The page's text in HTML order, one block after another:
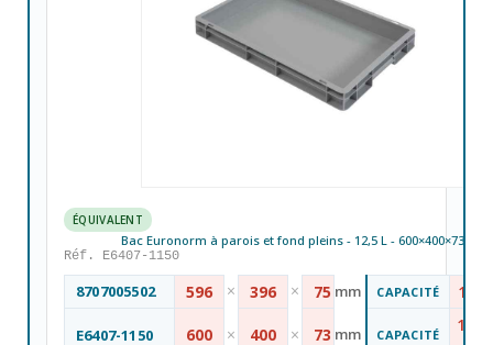
ÉQUIVALENT
Bac Euronorm à parois et fond pleins - 12,5 L - 600×400×73 mm
Réf. E6407-1150
8707005502 596 × 396 × 75 mm CAPACITÉ 12 L
E6407-1150 600 × 400 × 73 mm CAPACITÉ
12,5